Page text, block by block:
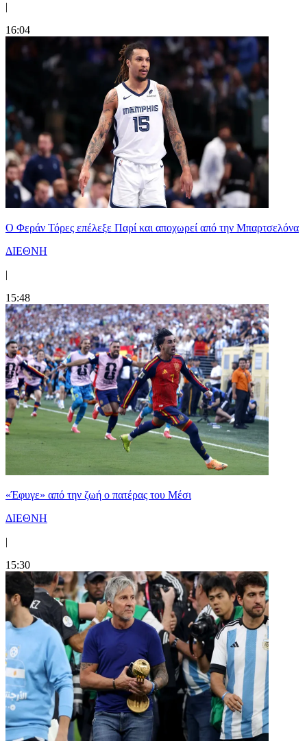
|
16:04
Ο Φεράν Τόρες επέλεξε Παρί και αποχωρεί από την Μπαρτσελόνα
ΔΙΕΘΝΗ
|
15:48
«Έφυγε» από την ζωή ο πατέρας του Μέσι
ΔΙΕΘΝΗ
|
15:30